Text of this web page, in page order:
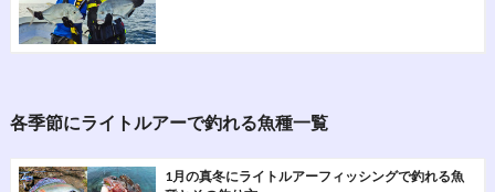
各季節にライトルアーで釣れる魚種一覧
1月の真冬にライトルアーフィッシングで釣れる魚